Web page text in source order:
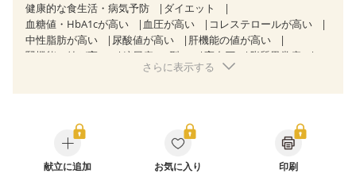
健康的な食生活・病気予防
ダイエット
血糖値・HbA1cが高い
血圧が高い
コレステロールが高い
中性脂肪が高い
尿酸値が高い
肝機能の値が高い
腎機能の値が高い
糖尿病（2型） 高血圧
脂質異常症
狭心症 心筋梗塞
糖尿病性腎症（第３期）
CKD（ステージ１）
CKD（ステージ２）
CKD（ステージ３a）
乳がん（抗がん剤治療中）
乳がん（ホルモン療法中）
さらに表示する
献立に追加 お気に入り 印刷